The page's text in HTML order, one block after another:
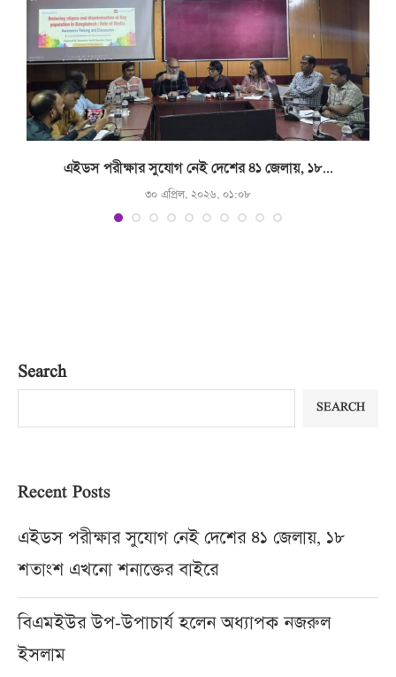
এইডস পরীক্ষার সুযোগ নেই দেশের ৪১ জেলায়, ১৮...
৩০ এপ্রিল, ২০২৬, ০১:০৮
Search
SEARCH
Recent Posts
এইডস পরীক্ষার সুযোগ নেই দেশের ৪১ জেলায়, ১৮
শতাংশ এখনো শনাক্তের বাইরে
বিএমইউর উপ-উপাচার্য হলেন অধ্যাপক নজরুল
ইসলাম